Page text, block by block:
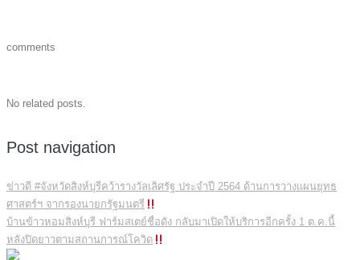
comments
No related posts.
Post navigation
ข่าวดี #จังหวัดสิงห์บุรีคว้ารางวัลเลิศรัฐ ประจำปี 2564 ด้านการวางแผนยุทธ
ศาสตร์ฯ จากรองนายกรัฐมนตรี
บ้านข้าวหอมสิงห์บุรี ฟาร์มสเตย์ชื่อดัง กลับมาเปิดให้บริการอีกครั้ง 1 ต.ค.นี้
หลังปิดยาวตามสถานการณ์โควิด